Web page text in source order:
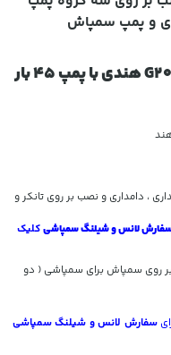
و پمپ سمپاش
سمپاش زنبه ای هوندا G200 هندی با پمپ 45 بار
، دامداری و نصب بر روی تانکر و
لانس و شیلنگ سمپاشیکلیک
روی سمپاش برای سمپاشی ( دو
سفارش لانس و شیلنگ سمپاشی